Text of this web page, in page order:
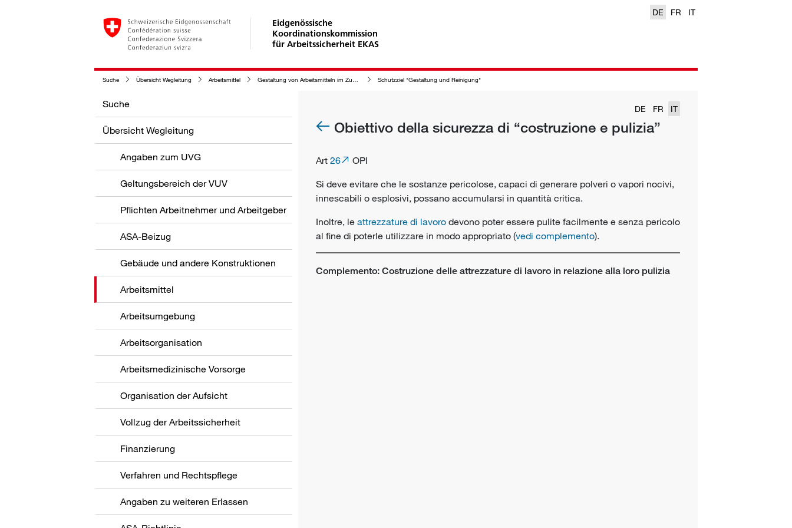
Eidgenössische
Koordinationskommission
für Arbeitssicherheit EKAS
DE FR IT
Suche Übersicht Wegleitung Arbeitsmittel Gestaltung von Arbeitsmitteln im Zusammenhang mit ihrer Reinigung Schutzziel "Gestaltung und Reinigung"
Suche
Übersicht Wegleitung
Angaben zum UVG
Geltungsbereich der VUV
Pflichten Arbeitnehmer und Arbeitgeber
ASA-Beizug
Gebäude und andere Konstruktionen
Arbeitsmittel
Arbeitsumgebung
Arbeitsorganisation
Arbeitsmedizinische Vorsorge
Organisation der Aufsicht
Vollzug der Arbeitssicherheit
Finanzierung
Verfahren und Rechtspflege
Angaben zu weiteren Erlassen
DE FR IT
Obiettivo della sicurezza di “costruzione e pulizia”
Art 26
OPI
Si deve evitare che le sostanze pericolose, capaci di generare polveri o vapori nocivi,
innescabili o esplosivi, possano accumularsi in quantità critica.
Inoltre, le attrezzature di lavoro devono poter essere pulite facilmente e senza pericolo
al fine di poterle utilizzare in modo appropriato (vedi complemento).
Complemento: Costruzione delle attrezzature di lavoro in relazione alla loro pulizia